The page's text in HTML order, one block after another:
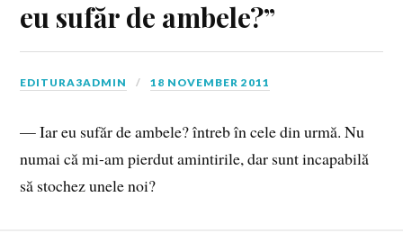
eu sufăr de ambele?”
EDITURA3ADMIN 18 NOVEMBER 2011
— Iar eu sufăr de ambele? întreb în cele din urmă. Nu
numai că mi-am pierdut amintirile, dar sunt incapabilă
să stochez unele noi?